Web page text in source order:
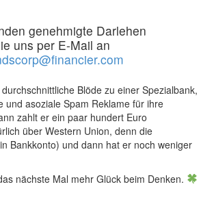
genehmigte Darlehen
uns per E-Mail an
Blöde zu einer Spezialbank,
und asoziale Spam Reklame für ihre
zahlt er ein paar hundert Euro
über Western Union, denn die
Bankkonto) und dann hat er noch weniger
nächste Mal mehr Glück beim Denken.